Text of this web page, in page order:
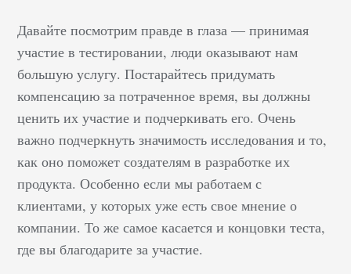
тестирования гипотез
поисковой
оптимизации. За это
время мы поняли, как
лучше всего такие
тестирования
проводить. В этом
посте я расскажу о том,
как проводить такие
тесты, и приведу…
Давайте посмотрим правде в глаза — принимая
участие в тестировании, люди оказывают нам
большую услугу. Постарайтесь придумать
компенсацию за потраченное время, вы должны
ценить их участие и подчеркивать его. Очень
важно подчеркнуть значимость исследования и то,
как оно поможет создателям в разработке их
продукта. Особенно если мы работаем с
клиентами, у которых уже есть свое мнение о
компании. То же самое касается и концовки теста,
где вы благодарите за участие.